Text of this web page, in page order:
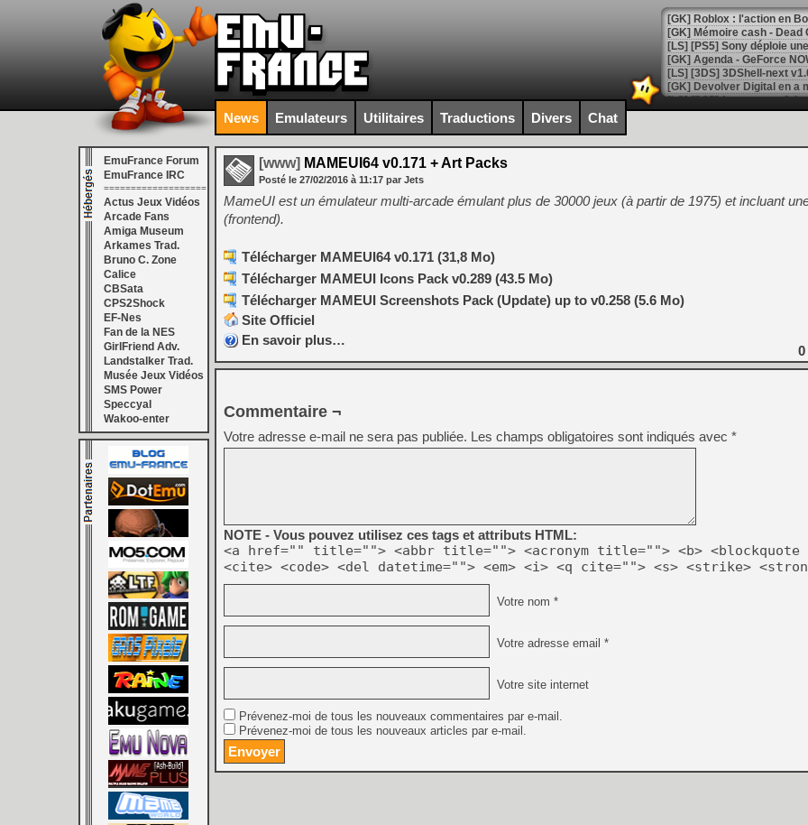
[GK] Roblox : l'action en
[GK] Agenda - GeForce
[GK] Devolver Digital en a
[LS] [PS5] ps5-y2jb-
[GK] Pourquoi Marvel
[GK] Test : Restory : Chill
[GK] GTA 6 : Rockstar
[GK] Hot Wheels Infinite
[GK] Mémoire cash -
[GK] Résultats Nintendo :
[GK] Déjà des
[Mo5] Brickboy cherche à
[GK] Minecraft et ses «
[GK] Beast of
[GK] Ubisoft : fin de partie
[GK] Mémoire cash -
[GK] Dan Houser (GTA)
[GK] Comment EA Sports
[GK] Crimson Moon : un
[GK] Isle of Reveries : le
[GK] Moonlighter 2 : The
[GK] Capcom relance
[Mo5] Deux inédits du
[GK] Le beat'em up The
[GK] Endless Legend 2 :
[LS] [PS5] Le WebKit
[GK] Oubliez Crazy Taxi,
[LS] [Switch] NSZ 5.0.0
[GK] Bethesda fête les 30
News Emulateurs Utilitaires Traductions Divers Chat
EmuFrance Forum
EmuFrance IRC
===================
Actus Jeux Vidéos
Arcade Fans
Amiga Museum
Arkames Trad.
Bruno C. Zone
Calice
CBSata
CPS2Shock
EF-Nes
Fan de la NES
GirlFriend Adv.
Landstalker Trad.
Musée Jeux Vidéos
SMS Power
Speccyal
Wakoo-enter
[www] MAMEUI64 v0.171 + Art Packs
Posté le 27/02/2016 à 11:17 par Jets
MameUI est un émulateur multi-arcade émulant plus de 30000 jeux (à partir de 1975) et incluant
(frontend).
Télécharger MAMEUI64 v0.171 (31,8 Mo)
Télécharger MAMEUI Icons Pack v0.289 (43.5 Mo)
Télécharger MAMEUI Screenshots Pack (Update) up to v0.258 (5.6 Mo)
Site Officiel
En savoir plus…
0
Commentaire ¬
Votre adresse e-mail ne sera pas publiée. Les champs obligatoires sont indiqués avec *
NOTE - Vous pouvez utilisez ces tags et attributs HTML:
<a href="" title=""> <abbr title=""> <acronym title=""> <b> <blockquote
<cite> <code> <del datetime=""> <em> <i> <q cite=""> <s> <strike>
Votre nom *
Votre adresse email *
Votre site internet
Prévenez-moi de tous les nouveaux commentaires par e-mail.
Prévenez-moi de tous les nouveaux articles par e-mail.